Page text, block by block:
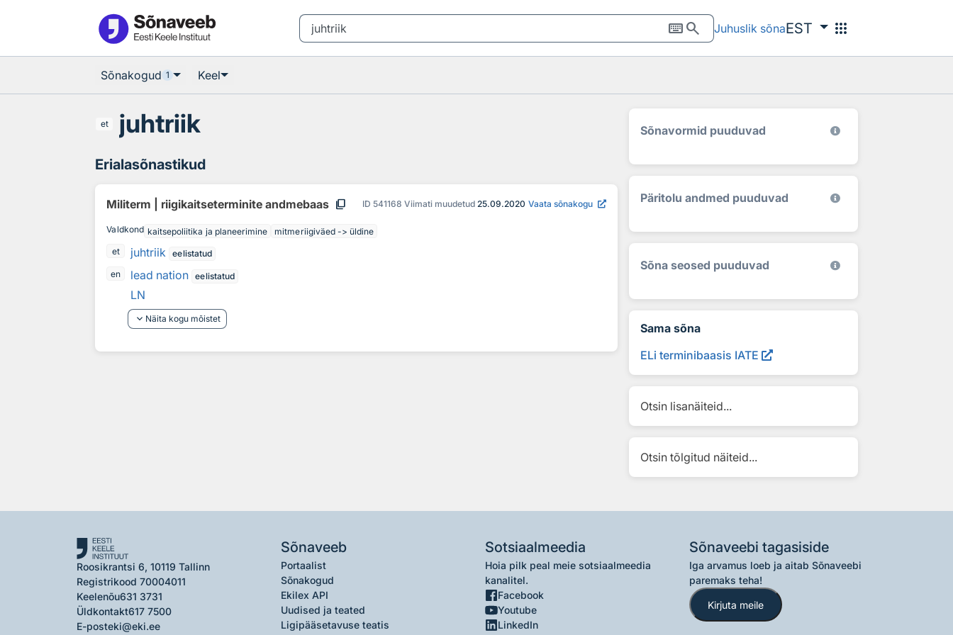
keyboardsearch Juhuslik sõnaEST apps
Sõnakogud 1 Keel
et juhtriik
Erialasõnastikud
Militerm | riigikaitseterminite andmebaas content_copy ID 541168 Viimati muudetud 25.09.2020 Vaata sõnakogu
Valdkond kaitsepoliitika ja planeerimine
mitmeriigiväed -> üldine
et
juhtriik
eelistatud
en
lead nation eelistatud
LN
keyboard_arrow_down Näita kogu mõistet
Sõnavormid puuduvad
Päritolu andmed puuduvad
Sõna seosed puuduvad
Sama sõna
ELi terminibaasis IATE
Otsin lisanäiteid...
Otsin tõlgitud näiteid...
Roosikrantsi 6, 10119 Tallinn
Registrikood 70004011
Keelenõu631 3731
Üldkontakt617 7500
E-posteki@eki.ee
Sõnaveeb
Portaalist
Sõnakogud
Ekilex API
Uudised ja teated
Ligipääsetavuse teatis
Sotsiaalmeedia
Hoia pilk peal meie sotsiaalmeedia
kanalitel.
Facebook
Youtube
LinkedIn
Sõnaveebi tagasiside
Iga arvamus loeb ja aitab Sõnaveebi
paremaks teha!
Kirjuta meile